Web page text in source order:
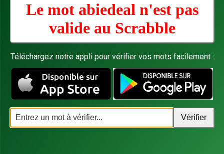
Le mot abiedeal n'est pas
valide au Scrabble
Téléchargez notre appli pour vérifier vos mots facilement :